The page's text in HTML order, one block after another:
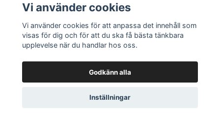
Sociala medier
© 2026 Fröken Li
Vi använder cookies
Vi använder cookies för att anpassa det innehåll som
visas för dig och för att du ska få bästa tänkbara
upplevelse när du handlar hos oss.
Godkänn alla
Inställningar